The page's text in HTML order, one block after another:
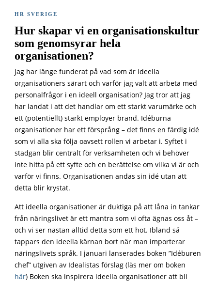
HR SVERIGE
Hur skapar vi en organisationskultur
som genomsyrar hela
organisationen?
Jag har länge funderat på vad som är ideella
organisationers särart och varför jag valt att arbeta med
personalfrågor i en ideell organisation? Jag tror att jag
har landat i att det handlar om ett starkt varumärke och
ett (potentiellt) starkt employer brand. Idéburna
organisationer har ett försprång – det finns en färdig idé
som vi alla ska följa oavsett rollen vi arbetar i. Syftet i
stadgan blir centralt för verksamheten och vi behöver
inte hitta på ett syfte och en berättelse om vilka vi är och
varför vi finns. Organisationen andas sin idé utan att
detta blir krystat.
Att ideella organisationer är duktiga på att låna in tankar
från näringslivet är ett mantra som vi ofta ägnas oss åt –
och vi ser nästan alltid detta som ett hot. Ibland så
tappars den ideella kärnan bort när man importerar
näringslivets språk. I januari lanserades boken ”Idéburen
chef” utgiven av Idealistas förslag (läs mer om boken
här) Boken ska inspirera ideella organisationer att bli